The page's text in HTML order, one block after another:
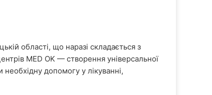
області, що наразі складається з
MED OK — створення універсальної
допомогу у лікуванні,